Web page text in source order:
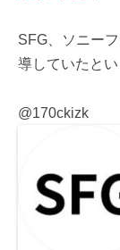
SFG、ソニー
導していたとい
@170ckizk